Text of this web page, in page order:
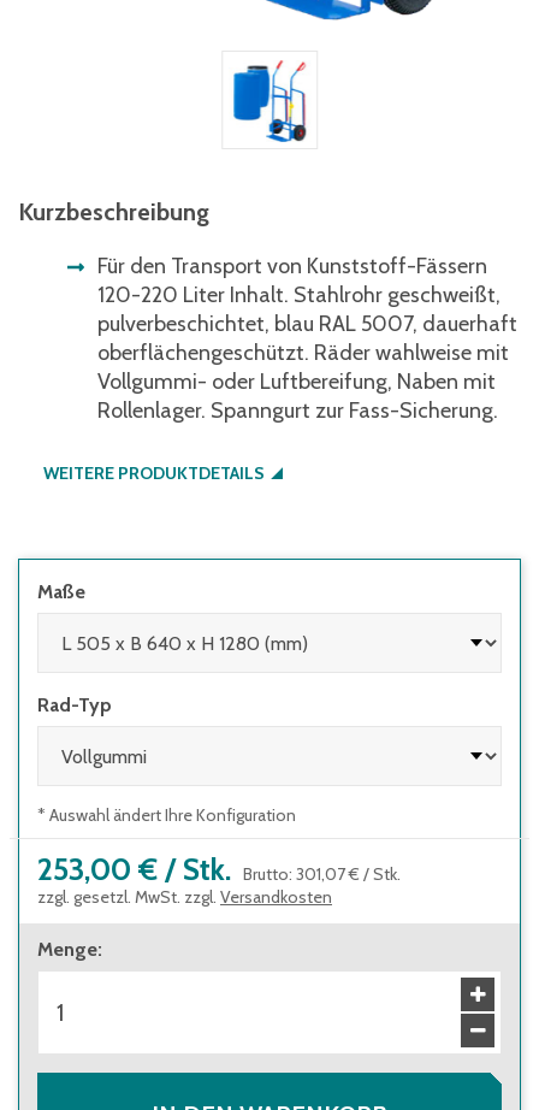
Kurzbeschreibung
Für den Transport von Kunststoff-Fässern
120-220 Liter Inhalt. Stahlrohr geschweißt,
pulverbeschichtet, blau RAL 5007, dauerhaft
oberflächengeschützt. Räder wahlweise mit
Vollgummi- oder Luftbereifung, Naben mit
Rollenlager. Spanngurt zur Fass-Sicherung.
WEITERE PRODUKTDETAILS
Maße
Rad-Typ
* Auswahl ändert Ihre Konfiguration
253,00 € / Stk. Brutto: 301,07 € /Stk.
zzgl. gesetzl. MwSt. zzgl. Versandkosten
Menge: